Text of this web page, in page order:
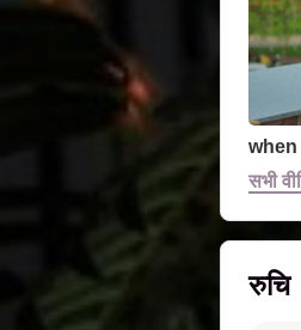
सभी
रुचि